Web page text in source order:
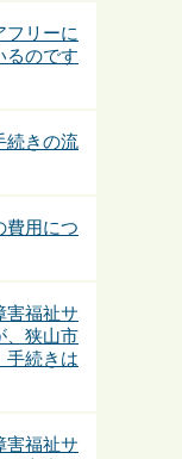
フリーに
るのです
続きの流
費用につ
害福祉サ
、狭山市
手続きは
害福祉サ